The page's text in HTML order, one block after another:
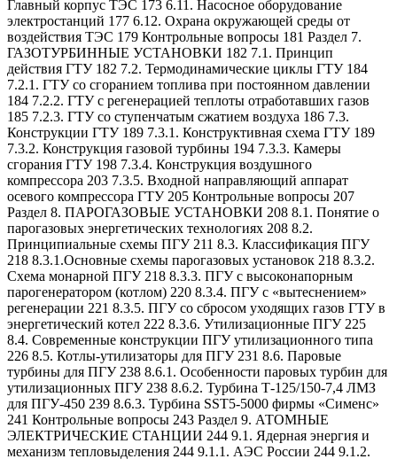
Главный корпус ТЭС 173 6.11. Насосное оборудование
электростанций 177 6.12. Охрана окружающей среды от
воздействия ТЭС 179 Контрольные вопросы 181 Раздел 7.
ГАЗОТУРБИННЫЕ УСТАНОВКИ 182 7.1. Принцип
действия ГТУ 182 7.2. Термодинамические циклы ГТУ 184
7.2.1. ГТУ со сгоранием топлива при постоянном давлении
184 7.2.2. ГТУ с регенерацией теплоты отработавших газов
185 7.2.3. ГТУ со ступенчатым сжатием воздуха 186 7.3.
Конструкции ГТУ 189 7.3.1. Конструктивная схема ГТУ 189
7.3.2. Конструкция газовой турбины 194 7.3.3. Камеры
сгорания ГТУ 198 7.3.4. Конструкция воздушного
компрессора 203 7.3.5. Входной направляющий аппарат
осевого компрессора ГТУ 205 Контрольные вопросы 207
Раздел 8. ПАРОГАЗОВЫЕ УСТАНОВКИ 208 8.1. Понятие о
парогазовых энергетических технологиях 208 8.2.
Принципиальные схемы ПГУ 211 8.3. Классификация ПГУ
218 8.3.1.Основные схемы парогазовых установок 218 8.3.2.
Схема монарной ПГУ 218 8.3.3. ПГУ с высоконапорным
парогенератором (котлом) 220 8.3.4. ПГУ с «вытеснением»
регенерации 221 8.3.5. ПГУ со сбросом уходящих газов ГТУ в
энергетический котел 222 8.3.6. Утилизационные ПГУ 225
8.4. Современные конструкции ПГУ утилизационного типа
226 8.5. Котлы-утилизаторы для ПГУ 231 8.6. Паровые
турбины для ПГУ 238 8.6.1. Особенности паровых турбин для
утилизационных ПГУ 238 8.6.2. Турбина Т-125/150-7,4 ЛМЗ
для ПГУ-450 239 8.6.3. Турбина SST5-5000 фирмы «Сименс»
241 Контрольные вопросы 243 Раздел 9. АТОМНЫЕ
ЭЛЕКТРИЧЕСКИЕ СТАНЦИИ 244 9.1. Ядерная энергия и
механизм тепловыделения 244 9.1.1. АЭС России 244 9.1.2.